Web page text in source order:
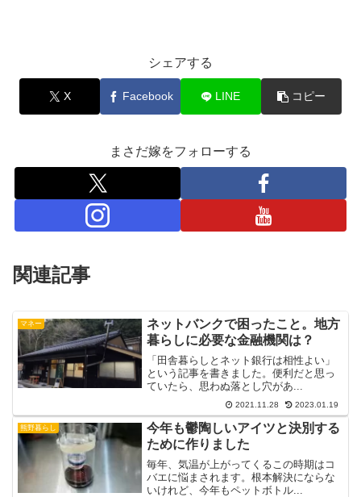
シェアする
X Facebook LINE コピー
まさだ嫁をフォローする
関連記事
マネー
ネットバンクで困ったこと。地方
暮らしに必要な金融機関は？
「田舎暮らしとネット銀行は相性よい」
という記事を書きました。便利だと思っ
ていたら、思わぬ落とし穴があ...
2021.11.28 2023.01.19
熊野暮らし
今年も鬱陶しいアイツと決別する
ために作りました
毎年、気温が上がってくるこの時期はコ
バエに悩まされます。根本解決にならな
いけれど、今年もペットボトル...